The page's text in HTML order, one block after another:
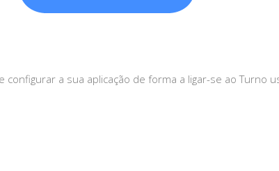
configurar a sua aplicação de forma a ligar-se ao Turno